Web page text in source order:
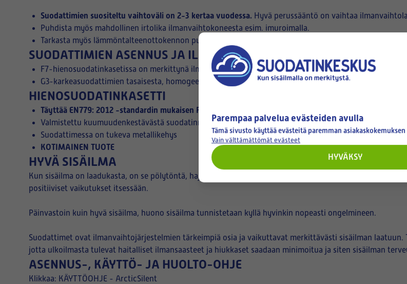
Suodattimien suositeltu vaihtoväli on 2-3 kertaa vuodessa. Hyvä perussääntö on vaihtaa
Puhdista myös mahdollinen irtolika ilmanvaihtokoneesta esim. imuroimalla.
Tarkasta myös lämmöntalteenottokennon puhtaus ja tarvittaessa pese se tarkoitukseen sopivalla
SUODATTIMIEN ASENNUS JA ILMAVIRRAN SUUNTA
F7-hienosuodatinkasetissa on merkittynä ilmanvirran suunta nuolella, joten asennus oikein päin on
G3-karkeasuodattimien tasaisesta, homogeenisesta rakenteesta johtuen, ilmavirran suunnalla ei ole
HIENOSUODATINKASETTI
Täyttää EN779: 2012 -standardin mukaisen F7-luokituksen
Valmistettu kuumuudenkestävästä suodatinmateriaalista
Suodattimessa on tukeva metallikehys
KOTIMAINEN TUOTE
HYVÄ SISÄILMA
Kun sisäilma on laadukasta, on se pölytöntä, hajutonta, vedotonta ja mautonta! Se on jotenkin
positiiviset vaikutukset itsessään.
Päinvastoin kuin hyvä sisäilma, huono sisäilma tunnistetaan kyllä hyvinkin nopeasti ongelmineen.
Suodattimet ovat ilmanvaihtojärjestelmien tärkeimpiä osia ja vaikuttavat merkittävästi sisäilman
jotta ulkoilmasta tulevat haitalliset ilmansaasteet ja hiukkaset saadaan minimoitua ja siten sisäilman
ASENNUS-, KÄYTTÖ- JA HUOLTO-OHJE
Klikkaa: KÄYTTÖOHJE - ArcticSilent
Parempaa palvelua evästeiden avulla
Tämä sivusto käyttää evästeitä paremman
Vain välttämättömät evästeet
HYVÄKSY